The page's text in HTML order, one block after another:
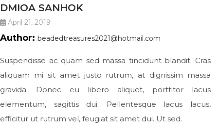
DMIOA SANHOK
April 21, 2019
Author: beadedtreasures2021@hotmail.com
Suspendisse ac quam sed massa tincidunt blandit. Cras
aliquam mi sit amet justo rutrum, at dignissim massa
gravida. Donec eu libero aliquet, porttitor lacus
elementum, sagittis dui. Pellentesque lacus lacus,
efficitur ut rutrum vel, feugiat sit amet dui. Ut sed.